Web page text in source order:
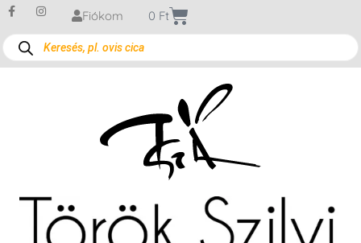
Fiókom 0 Ft